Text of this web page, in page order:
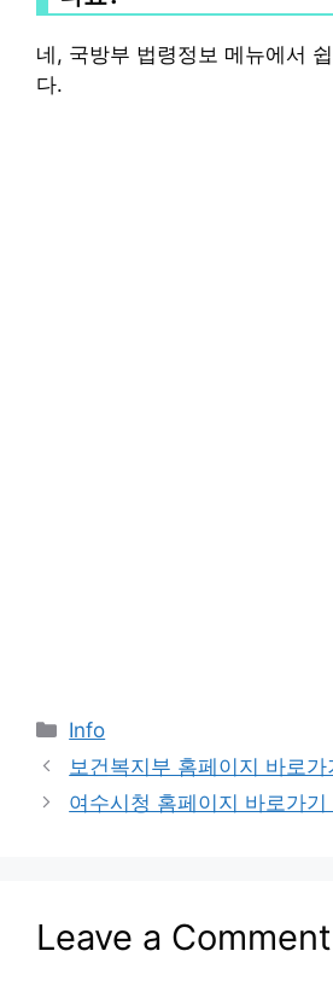
네, 국방부 법령정보 메뉴에서
다.
Categories
Info
보건복지부 홈페이지 바로가
여수시청 홈페이지 바로가기
Leave a Comment